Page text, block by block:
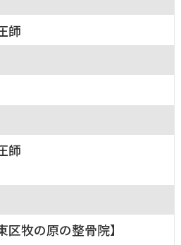
師
師
区牧の原の整骨院】